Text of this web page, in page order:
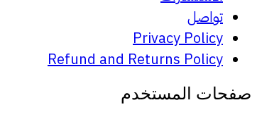
تواصل
Privacy Policy
Refund and Returns Policy
صفحات المستخدم